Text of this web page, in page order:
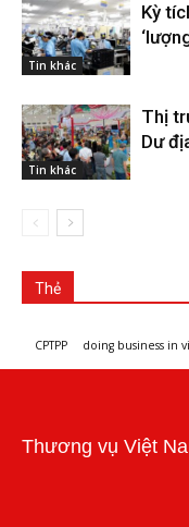
Tin khác
Kỳ
Tin khác
Thị
Dư
Thẻ
CPTPP doing business in
Thương vụ Việt